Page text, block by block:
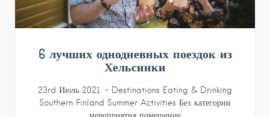
6 лучших однодневных поездок из
Хельсинки
23rd Июль 2021 Destinations Eating & Drinking
Southern Finland Summer Activities Без категории